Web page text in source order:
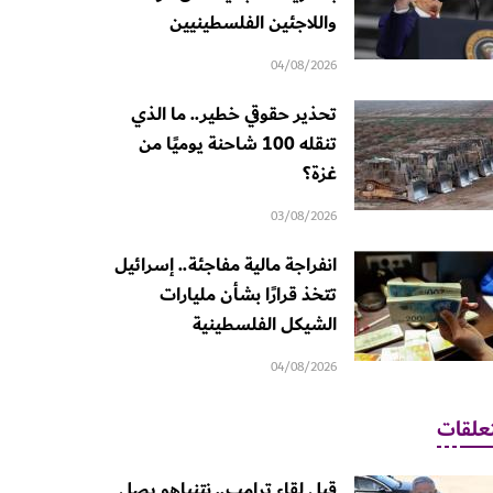
واللاجئين الفلسطينيين
04/08/2026
تحذير حقوقي خطير.. ما الذي
تنقله 100 شاحنة يوميًا من
غزة؟
03/08/2026
انفراجة مالية مفاجئة.. إسرائيل
تتخذ قرارًا بشأن مليارات
الشيكل الفلسطينية
04/08/2026